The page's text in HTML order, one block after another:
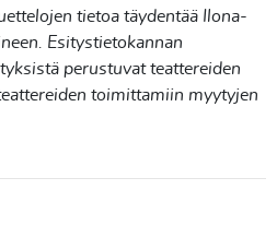
tietoa täydentää Ilona-
Esitystietokannan
perustuvat teattereiden
toimittamiin myytyjen